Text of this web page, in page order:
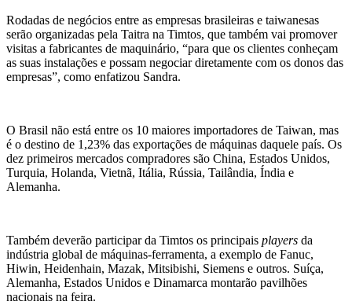
Rodadas de negócios entre as empresas brasileiras e taiwanesas
serão organizadas pela Taitra na Timtos, que também vai promover
visitas a fabricantes de maquinário, “para que os clientes conheçam
as suas instalações e possam negociar diretamente com os donos das
empresas”, como enfatizou Sandra.
O Brasil não está entre os 10 maiores importadores de Taiwan, mas
é o destino de 1,23% das exportações de máquinas daquele país. Os
dez primeiros mercados compradores são China, Estados Unidos,
Turquia, Holanda, Vietnã, Itália, Rússia, Tailândia, Índia e
Alemanha.
Também deverão participar da Timtos os principais players da
indústria global de máquinas-ferramenta, a exemplo de Fanuc,
Hiwin, Heidenhain, Mazak, Mitsibishi, Siemens e outros. Suíça,
Alemanha, Estados Unidos e Dinamarca montarão pavilhões
nacionais na feira.